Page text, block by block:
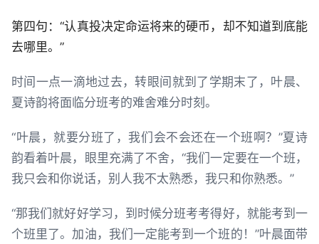
第四句：“认真投决定命运将来的硬币，却不知道到底能
去哪里。”
时间一点一滴地过去，转眼间就到了学期末了，叶晨、
夏诗韵将面临分班考的难舍难分时刻。
“叶晨，就要分班了，我们会不会还在一个班啊？”夏诗
韵看着叶晨，眼里充满了不舍，“我们一定要在一个班，
我只会和你说话，别人我不太熟悉，我只和你熟悉。”
“那我们就好好学习，到时候分班考考得好，就能考到一
个班里了。加油，我们一定能考到一个班的！”叶晨面带